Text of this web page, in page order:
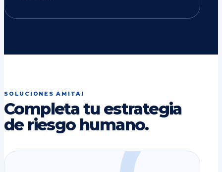
SOLUCIONES AMITAI
Completa tu estrategia
de riesgo humano.